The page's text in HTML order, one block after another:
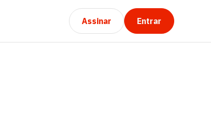
Assinar Entrar